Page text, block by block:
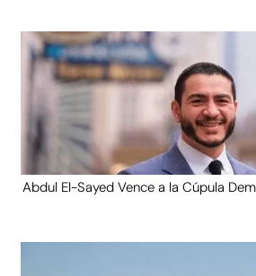
Abdul El-Sayed Vence a la Cúpula